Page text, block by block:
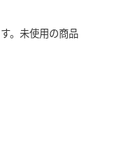
。未使用の商品